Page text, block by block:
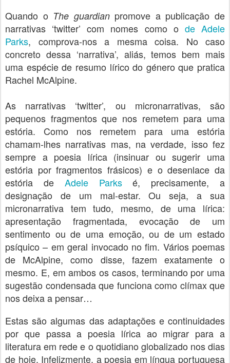
Quando o The guardianpromove a publicação de
narrativas ‘twitter’ com nomes como o de Adele
Parks, comprova-nos a mesma coisa. No caso
concreto dessa ‘narrativa’, aliás, temos bem mais
uma espécie de resumo lírico do género que pratica
Rachel McAlpine.
As narrativas ‘twitter’, ou micronarrativas, são
pequenos fragmentos que nos remetem para uma
estória. Como nos remetem para uma estória
chamam-lhes narrativas mas, na verdade, isso fez
sempre a poesia lírica (insinuar ou sugerir uma
estória por fragmentos frásicos) e o desenlace da
estória de Adele Parksé, precisamente, a
designação de um mal-estar. Ou seja, a sua
micronarrativa tem tudo, mesmo, de uma lírica:
apresentação fragmentada, evocação de um
sentimento ou de uma emoção, ou de um estado
psíquico – em geral invocado no fim. Vários poemas
de McAlpine, como disse, fazem exatamente o
mesmo. E, em ambos os casos, terminando por uma
sugestão condensada que funciona como clímax que
nos deixa a pensar…
Estas são algumas das adaptações e continuidades
por que passa a poesia lírica ao migrar para a
literatura em rede e o quotidiano globalizado nos dias
de hoje. Infelizmente, a poesia em língua portuguesa